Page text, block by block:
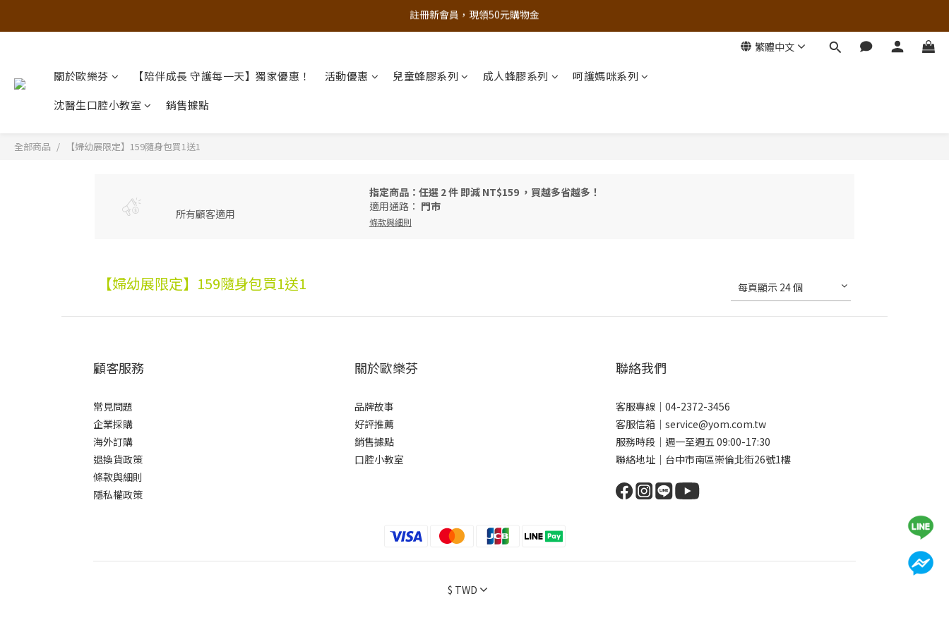
追蹤歐樂芬的Facebook，隨時掌握最新資訊！
註冊新會員，現領50元購物金
追蹤歐樂芬的Facebook，隨時掌握最新資訊！
繁體中文
關於歐樂芬 【陪伴成長 守護每一天】獨家優惠！ 活動優惠 兒童蜂膠系列 成人蜂膠系列
呵護媽咪系列
沈醫生口腔小教室
銷售據點
全部商品 【婦幼展限定】159隨身包買1送1
所有顧客適用
指定商品：任選 2 件 即減 NT$159 ，買越多省越多！
適用通路： 門市
條款與細則
【婦幼展限定】159隨身包買1送1 每頁顯示 24 個
顧客服務
常見問題
企業採購
海外訂購
退換貨政策
條款與細則
隱私權政策
關於歐樂芬
品牌故事
好評推薦
銷售據點
口腔小教室
聯絡我們
客服專線｜04-2372-3456
客服信箱｜service@yom.com.tw
服務時段｜週一至週五 09:00-17:30
聯絡地址｜台中市南區崇倫北街26號1樓
$ TWD